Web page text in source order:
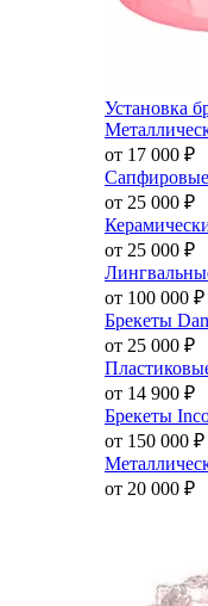
Установка
от 17 000 ₽
от 25 000 ₽
от 25 000 ₽
от 100 000 ₽
Брекеты
от 25 000 ₽
от 14 900 ₽
Брекеты
от 150 000 ₽
от 20 000 ₽